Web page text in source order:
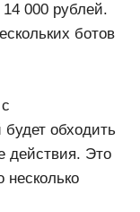
000 рублей.
ботов
обходить
действия. Это
несколько